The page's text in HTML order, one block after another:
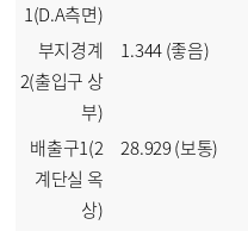
1(D.A측면)
부지경계
2(출입구 상
부)
1.344 (좋음)
배출구1(2
계단실 옥
상)
28.929 (보통)